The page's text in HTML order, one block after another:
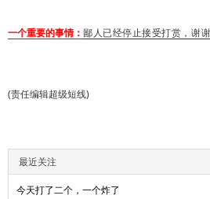
一个重要的事情： 鄙人已经停止接受打赏，谢
(责任编辑超级短线)
最近关注
今天打了二个，一个炸了